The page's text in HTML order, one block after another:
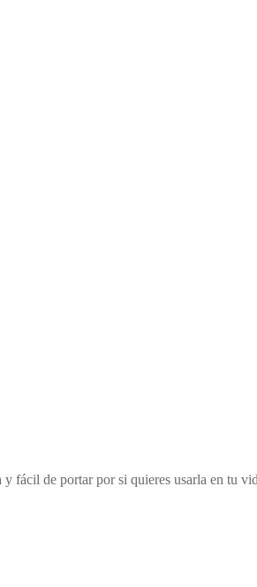
fácil de portar por si quieres usarla en tu